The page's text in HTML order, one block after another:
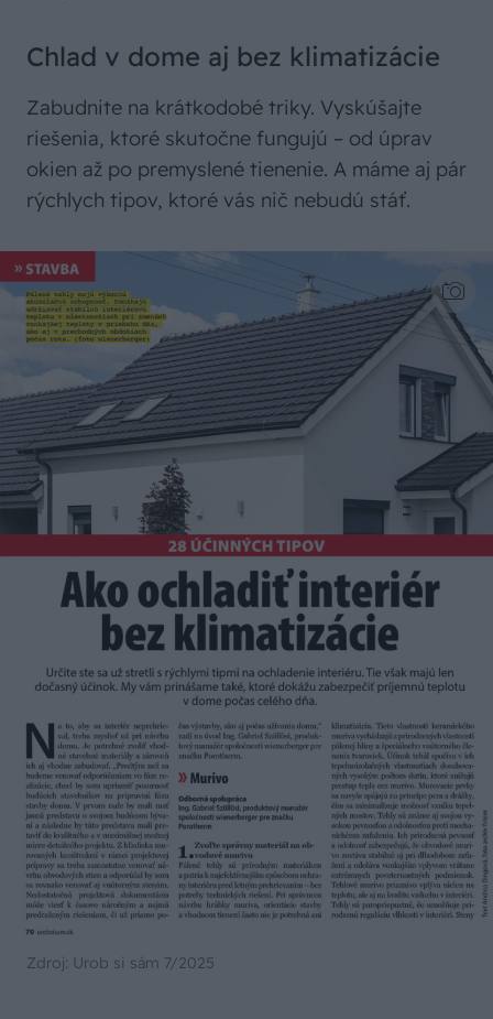
Chlad v dome aj bez klimatizácie
Zabudnite na krátkodobé triky. Vyskúšajte
riešenia, ktoré skutočne fungujú – od úprav
okien až po premyslené tienenie. A máme aj pár
rýchlych tipov, ktoré vás nič nebudú stáť.
Zdroj: Urob si sám 7/2025